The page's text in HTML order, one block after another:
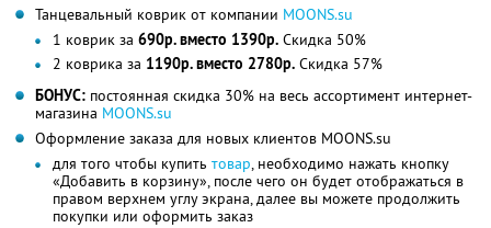
Танцевальный коврик от компании MOONS.su
1 коврик за 690р. вместо 1390р. Скидка 50%
2 коврика за 1190р. вместо 2780р. Скидка 57%
БОНУС: постоянная скидка 30% на весь ассортимент интернет-
магазина MOONS.su
Оформление заказа для новых клиентов MOONS.su
для того чтобы купить товар, необходимо нажать кнопку
«Добавить в корзину», после чего он будет отображаться в
правом верхнем углу экрана, далее вы можете продолжить
покупки или оформить заказ